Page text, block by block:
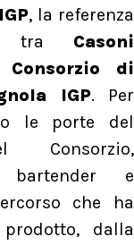
, la referenza
tra Casoni
Consorzio di
IGP. Per
le porte del
Consorzio,
bartender e
che ha
dalla